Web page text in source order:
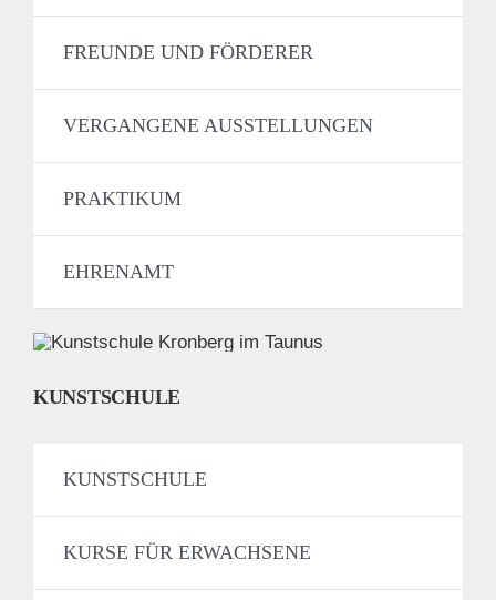
FREUNDE UND FÖRDERER
VERGANGENE AUSSTELLUNGEN
PRAKTIKUM
EHRENAMT
KUNSTSCHULE
KUNSTSCHULE
KURSE FÜR ERWACHSENE